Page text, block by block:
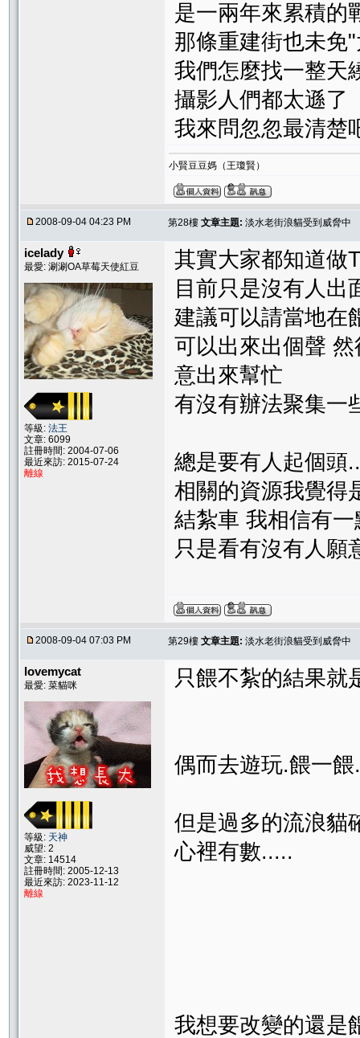
是一兩年來累積的
那條重建街也未免
我們怎麼找一整天
攝影人們都太遜了
我來問忽忽最清楚
小賢豆豆媽（王瓊賢）
2008-09-04 04:23 PM 第28樓 文章主題: 淡水老街浪貓受到威脅中
icelady
最愛: 涮涮OA草莓天使紅豆
等級: 法王
文章: 6099
註冊時間: 2004-07-06
最近來訪: 2015-07-24
離線
其實大家都知道做
目前只是沒有人出
建議可以請當地在
可以出來出個聲
意出來幫忙
有沒有辦法聚集一
總是要有人起個頭
相關的資源我覺得
結紮車 我相信有
只是看有沒有人願
2008-09-04 07:03 PM 第29樓 文章主題: 淡水老街浪貓受到威脅中
lovemycat
最愛: 菜貓咪
等級: 天神
威望: 2
文章: 14514
註冊時間: 2005-12-13
最近來訪: 2023-11-12
離線
只餵不紮的結果就
偶而去遊玩.餵一
但是過多的流浪貓
心裡有數.....
我想要改變的還是